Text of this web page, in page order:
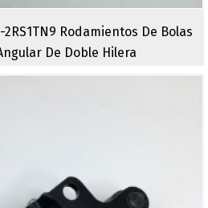
2RS1TN9 Rodamientos De Bolas
De Doble Hilera